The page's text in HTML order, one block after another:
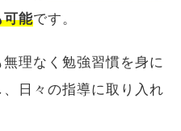
可能です。
理なく勉強習慣を身に
日々の指導に取り入れ